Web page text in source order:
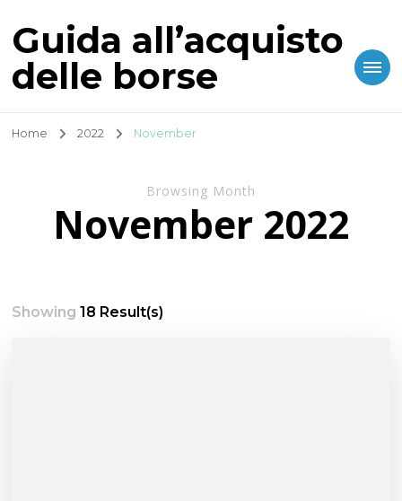
Guida all’acquisto
delle borse
Home 2022 November
Browsing Month
November 2022
Showing18 Result(s)